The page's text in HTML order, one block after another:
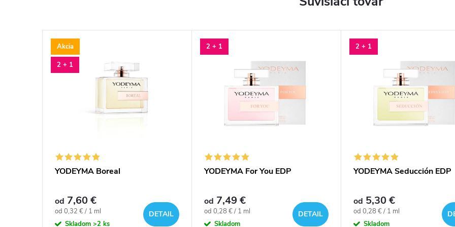
Akcia
2 + 1
YODEYMA Boreal
od 7,60 €
Jednotková
cena:
od 0,32 € / 1 ml
Skladom >2 ks
DETAIL
2 + 1
YODEYMA For You EDP
od 7,49 €
Jednotková
cena:
od 0,28 € / 1 ml
Skladom
DETAIL
2 + 1
YODEYMA Seducción EDP
od 5,30 €
Jednotková
cena:
od 0,28 € / 1 ml
Skladom